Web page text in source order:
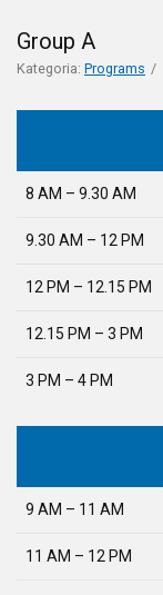
Group A
Kategoria: Programs
8 AM – 9.30 AM
9.30 AM – 12 PM
12 PM – 12.15 PM
12.15 PM – 3 PM
3 PM – 4 PM
9 AM – 11 AM
11 AM – 12 PM